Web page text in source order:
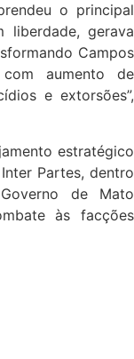
o principal
gerava
Campos
aumento de
e extorsões”,
estratégico
Partes, dentro
de Mato
às facções